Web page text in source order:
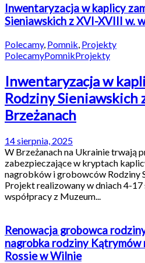
Inwentaryzacja w kaplicy
Sieniawskich z XVI-XVIII w.
Polecamy, Pomnik, Projekty
PolecamyPomnikProjekty
Inwentaryzacja w
Rodziny Sieniawskich
Brzeżanach
14 sierpnia, 2025
W Brzeżanach na Ukrainie trwają
zabezpieczające w kryptach
nagrobków i grobowców Rodziny
Projekt realizowany w dniach 4-17
współpracy z Muzeum...
Renowacja grobowca
nagrobka rodziny Kątrymów
Rossie w Wilnie